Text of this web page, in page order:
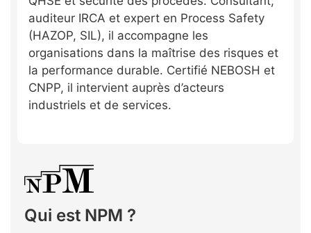
auditeur IRCA et expert en Process Safety
(HAZOP, SIL), il accompagne les
organisations dans la maîtrise des risques et
la performance durable. Certifié NEBOSH et
CNPP, il intervient auprès d’acteurs
industriels et de services.
Qui est NPM ?